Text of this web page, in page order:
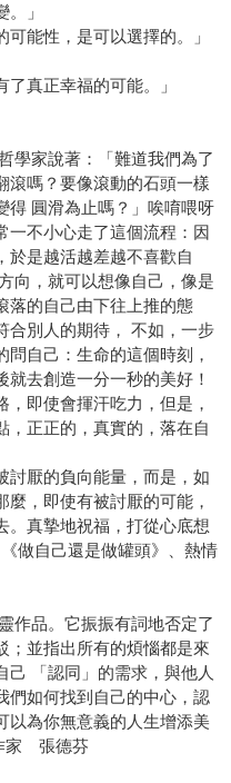
」
可能性，是可以選擇的。」
了真正幸福的可能。」
家說著：「難道我們為了
滾嗎？要像滾動的石頭一樣
得 圓滑為止嗎？」唉唷喂呀
一不小心走了這個流程：因
於是越活越差越不喜歡自
向，就可以想像自己，像是
落的自己由下往上推的態
合別人的期待， 不如，一步
自己：生命的這個時刻，
去創造一分一秒的美好！
即使會揮汗吃力，但是，
，正正的，真實的，落在自
討厭的負向能量，而是，如
，即使有被討厭的可能，
。真摯地祝福，打從心底想
做自己還是做罐頭》、熱情
品。它振振有詞地否定了
；並指出所有的煩惱都是來
己 「認同」的需求，與他人
們如何找到自己的中心，認
以為你無意義的人生增添美
家 張德芬